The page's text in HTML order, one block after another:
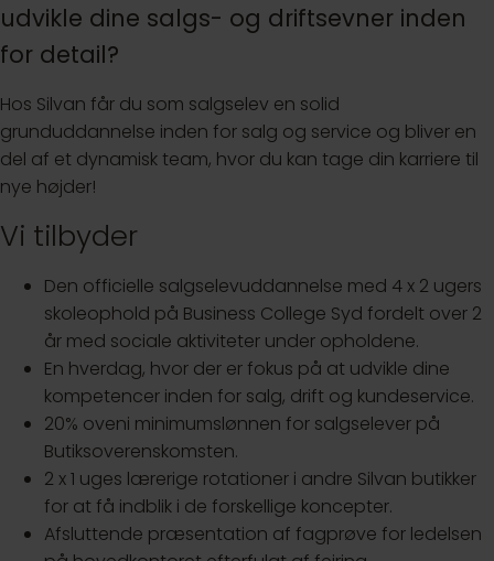
udvikle dine salgs- og driftsevner inden
for detail?
Hos Silvan får du som salgselev en solid
grunduddannelse inden for salg og service og bliver en
del af et dynamisk team, hvor du kan tage din karriere til
nye højder!
Vi tilbyder
Den officielle salgselevuddannelse med 4 x 2 ugers
skoleophold på Business College Syd fordelt over 2
år med sociale aktiviteter under opholdene.
En hverdag, hvor der er fokus på at udvikle dine
kompetencer inden for salg, drift og kundeservice.
20% oveni minimumslønnen for salgselever på
Butiksoverenskomsten.
2 x 1 uges lærerige rotationer i andre Silvan butikker
for at få indblik i de forskellige koncepter.
Afsluttende præsentation af fagprøve for ledelsen